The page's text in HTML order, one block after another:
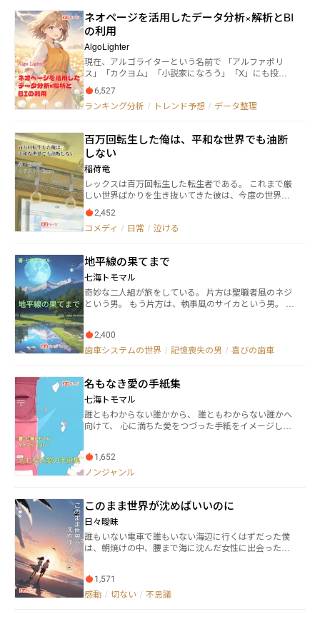
ところが、結構多い事に気付いた。 気に入っていた作
品だからこそ、少しイラツクし、ストレスだ。 気分を
変えようと、新作のところを読み上げてもらっている
と、変なタイトルの本が気になった。 『読みにくいけ
ど、聞きやすい本』とタイトルに書いてある本のよう
だ。 本なのに、読みにくいけど、聞きやすいって、何
を言ってるんだよ、作家さんは、と僕は思っていた。
折角だから、試しに読み上げてもらうかぁ～と思っ
た。 句読点と記号の読み上げを、一部に設定をしてい
読み上げの設定をして、読み上げてもらった。 1話が
終わった時に、この本のタイトルの意味が分かった。
聞いていて、誤読が1回もなかった。 コメントのとこ
ろに、この作品はtalkbackアプリを使い、1話、1話を
聞いて、書いて、聞いて、書き直しをしているそう
だ。 1話の読み上げが終わったので、イヤホンを外す
と、ねえちゃんは、僕の後ろから読んでいたようで、
『読みにくい作品だね』と笑いながら言っていた。 僕
は、この本のタイトルどおりだと思い笑ってしまっ
使用していただきますと、誤読をしないような読み上
げをしてもらえるように、書かせていただいていま
す。 私は、読み上げの詳細設定を、句読点と記号の読
み上げを一部に設定をして、聞いて、書いてをしてい
ます。 読みにくいけど、聞きやすい本。ですので、読
みにくい作品ですが、誤読をさせず、なるべく読むこ
とが出来るようにも書かせていただいています。 読ん
でいただけるのも、聞いていただけるのも、読者様に
お任せ致します。 この作品は、Androidデバイスに搭
いて、聞いて、書き直しをしております。 私の技量で
は、ここまでしか出来ませんが、誤読をしないように
何回も確認をしてから投稿をさせてもらいました。 ア
プリのバージョンアップにより、誤読をしてしまうか
も知れません。 お気付きになった時は、教えていただ
けると助かります。ペコリ 私も気付いた場合は、修正
をしますので、宜しくお願い致します。 他のアプリに
は、対応しているか分かりませんので、ご了承下さ
い。
ネオページを活用したデータ分析×解析とBI
の利用
AlgoLighter
現在、アルゴライターという名前で 「アルファポリ
ス」「カクヨム」「小説家になろう」「X」にも投稿
しそれぞれ挑戦し異なる作品を投稿しております。 よ
ろしければ、フォローや「いいね！」で応援していた
だけると励みになります！ 「ネオページを活用したデ
まとめました。 作品を投稿する皆様の必読書になれば
幸いです。 ５万字を超える作品を書いてみんなで契約
作家を目指しましょう！ 毎週月曜日、水曜日に更新予
定になります。 ランキングの分析では、投稿数をもと
に傾向を考察しているため、新たに作品を考えている
方にとって有益な情報となると思います。 また、さま
ざまな作品にも挑戦していますので、ぜひそちらも読
んでいただけると嬉しいです。
6,527
ランキング分析 / トレンド予想 / データ整理
百万回転生した俺は、平和な世界でも油断
しない
稲荷竜
レックスは百万回転生した転生者である。 これまで厳
しい世界ばかりを生き抜いてきた彼は、今度の世界も
そうに違いないだろうと思いこんでいた。だからいく
ら褒められても油断せず、今度こそ天寿をまっとうす
るために、いつ現れるかもわからない『敵』に備え続
力を褒め、彼をかわいがるが、彼はそれに『裏』があ
るものだと思い続ける。 これはあまりにも不遇慣れし
た彼が、幸せを受け止めきれない物語。 ※小説家にな
ろう、カクヨム、ハーメルンで完結まで掲載中
2,452
コメディ / 日常 / 泣ける
地平線の果てまで
七海トモマル
奇妙な二人組が旅をしている。 片方は聖職者風のネジ
という男。 もう片方は、執事風のサイカという男。 二
記憶がない。 この物語は、喜びに満ちた世界で、 ネジ
の中の本当のことを見つける物語。
2,400
歯車システムの世界 / 記憶喪失の男 / 喜びの歯車
名もなき愛の手紙集
七海トモマル
誰ともわからない誰かから、 誰ともわからない誰かへ
向けて、 心に満ちた愛をつづった手紙をイメージして
手紙。 いろいろな愛をつづった手紙になります。 名前
もない誰かの、誰かかもしれない誰かの、 心を込めた
1,652
ノンジャンル
このまま世界が沈めばいいのに
日々曖昧
誰もいない電車で誰もいない海辺に行くはずだった僕
は、朝焼けの中、腰まで海に沈んだ女性に出会った。
性、井辺彼方さんは、なぜかまた僕に会いたいと言っ
た。 とある『呪い』により、今まで誰にも必要とされ
1,571
感動 / 切ない / 不思議